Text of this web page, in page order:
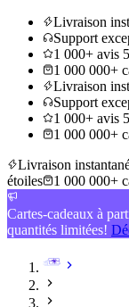
Livraison
Support
1 000+ avis
1 000 000+
Livraison
Support
1 000+ avis
1 000 000+
Livraison
étoiles
1 000 000+
Cartes-cadeaux à
quantités limitées!